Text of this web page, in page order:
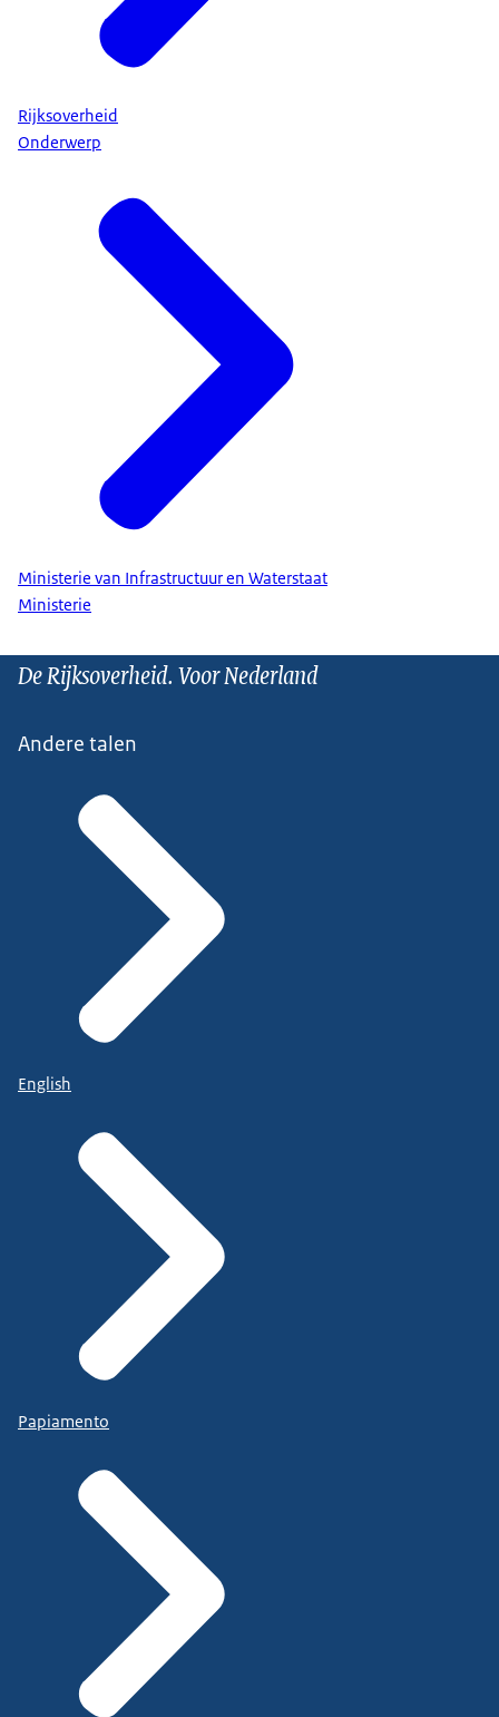
Rijksoverheid
Onderwerp
Ministerie van Infrastructuur en Waterstaat
Ministerie
De Rijksoverheid. Voor Nederland
Andere talen
English
Papiamento